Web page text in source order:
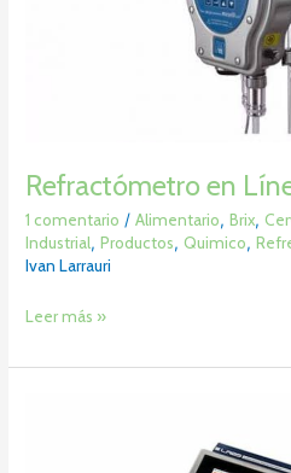
Refractómetro en
1 comentario /Alimentario,Brix,
Industrial,Productos, Quimico,
Ivan Larrauri
Leer más »